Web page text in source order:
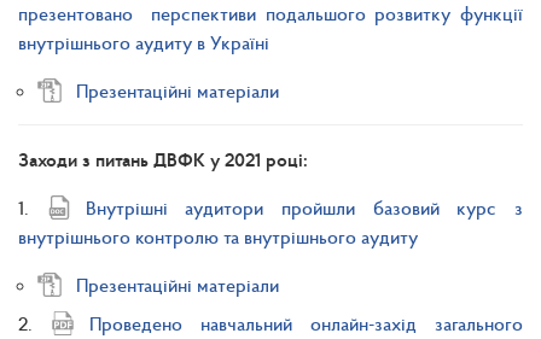
презентовано перспективи подальшого розвитку функції
внутрішнього аудиту в Україні
Презентаційні матеріали
Заходи з питань ДВФК у 2021 році:
1.
Внутрішні аудитори пройшли базовий курс з
внутрішнього контролю та внутрішнього аудиту
Презентаційні матеріали
2.
Проведено навчальний онлайн-захід загального